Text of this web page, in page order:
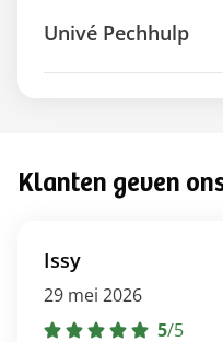
Univé Pechhulp
Klanten geven
Issy
29 mei 2026
5/5